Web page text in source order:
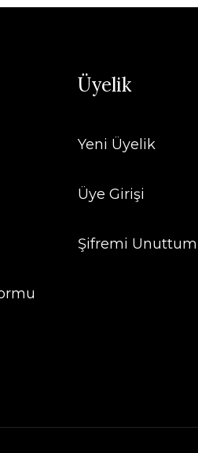
Üyelik
Yeni Üyelik
Üye Girişi
Şifremi Unuttum